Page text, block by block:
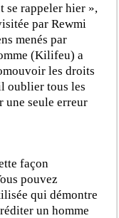
se rappeler hier »,
par Rewmi
menés par
(Kilifeu) a
les droits
oublier tous les
une seule erreur
façon
pouvez
qui démontre
un homme